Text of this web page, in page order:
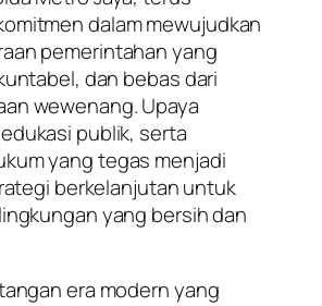
dalam mewujudkan
pemerintahan yang
dan bebas dari
wewenang. Upaya
publik, serta
yang tegas menjadi
berkelanjutan untuk
yang bersih dan
era modern yang